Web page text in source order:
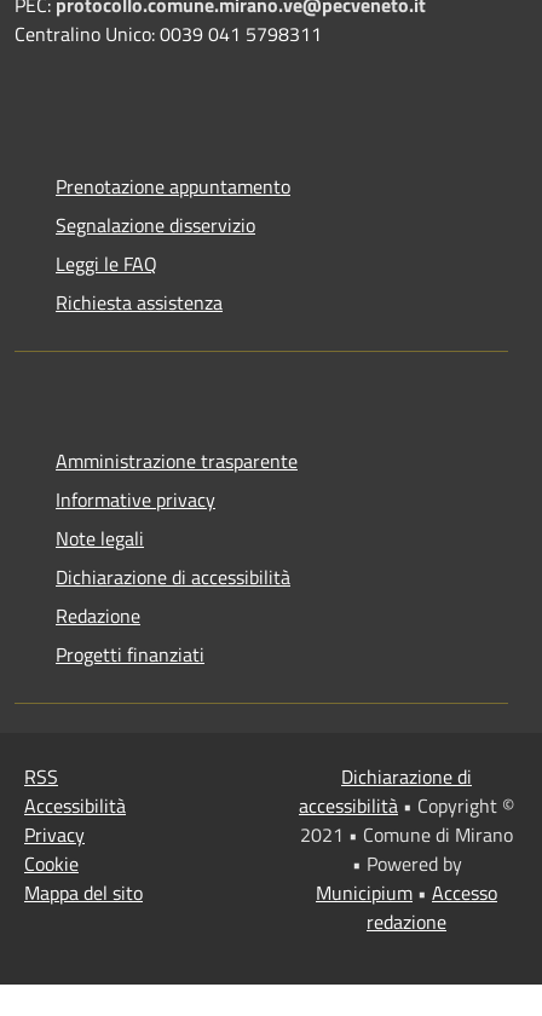
Centralino Unico: 0039 041 5798311
Prenotazione appuntamento
Segnalazione disservizio
Leggi le FAQ
Richiesta assistenza
Amministrazione trasparente
Informative privacy
Note legali
Dichiarazione di accessibilità
Redazione
Progetti finanziati
RSS
Accessibilità
Privacy
Cookie
Mappa del sito
Dichiarazione di
accessibilità • Copyright ©
2021 • Comune di Mirano
• Powered by
Municipium • Accesso
redazione